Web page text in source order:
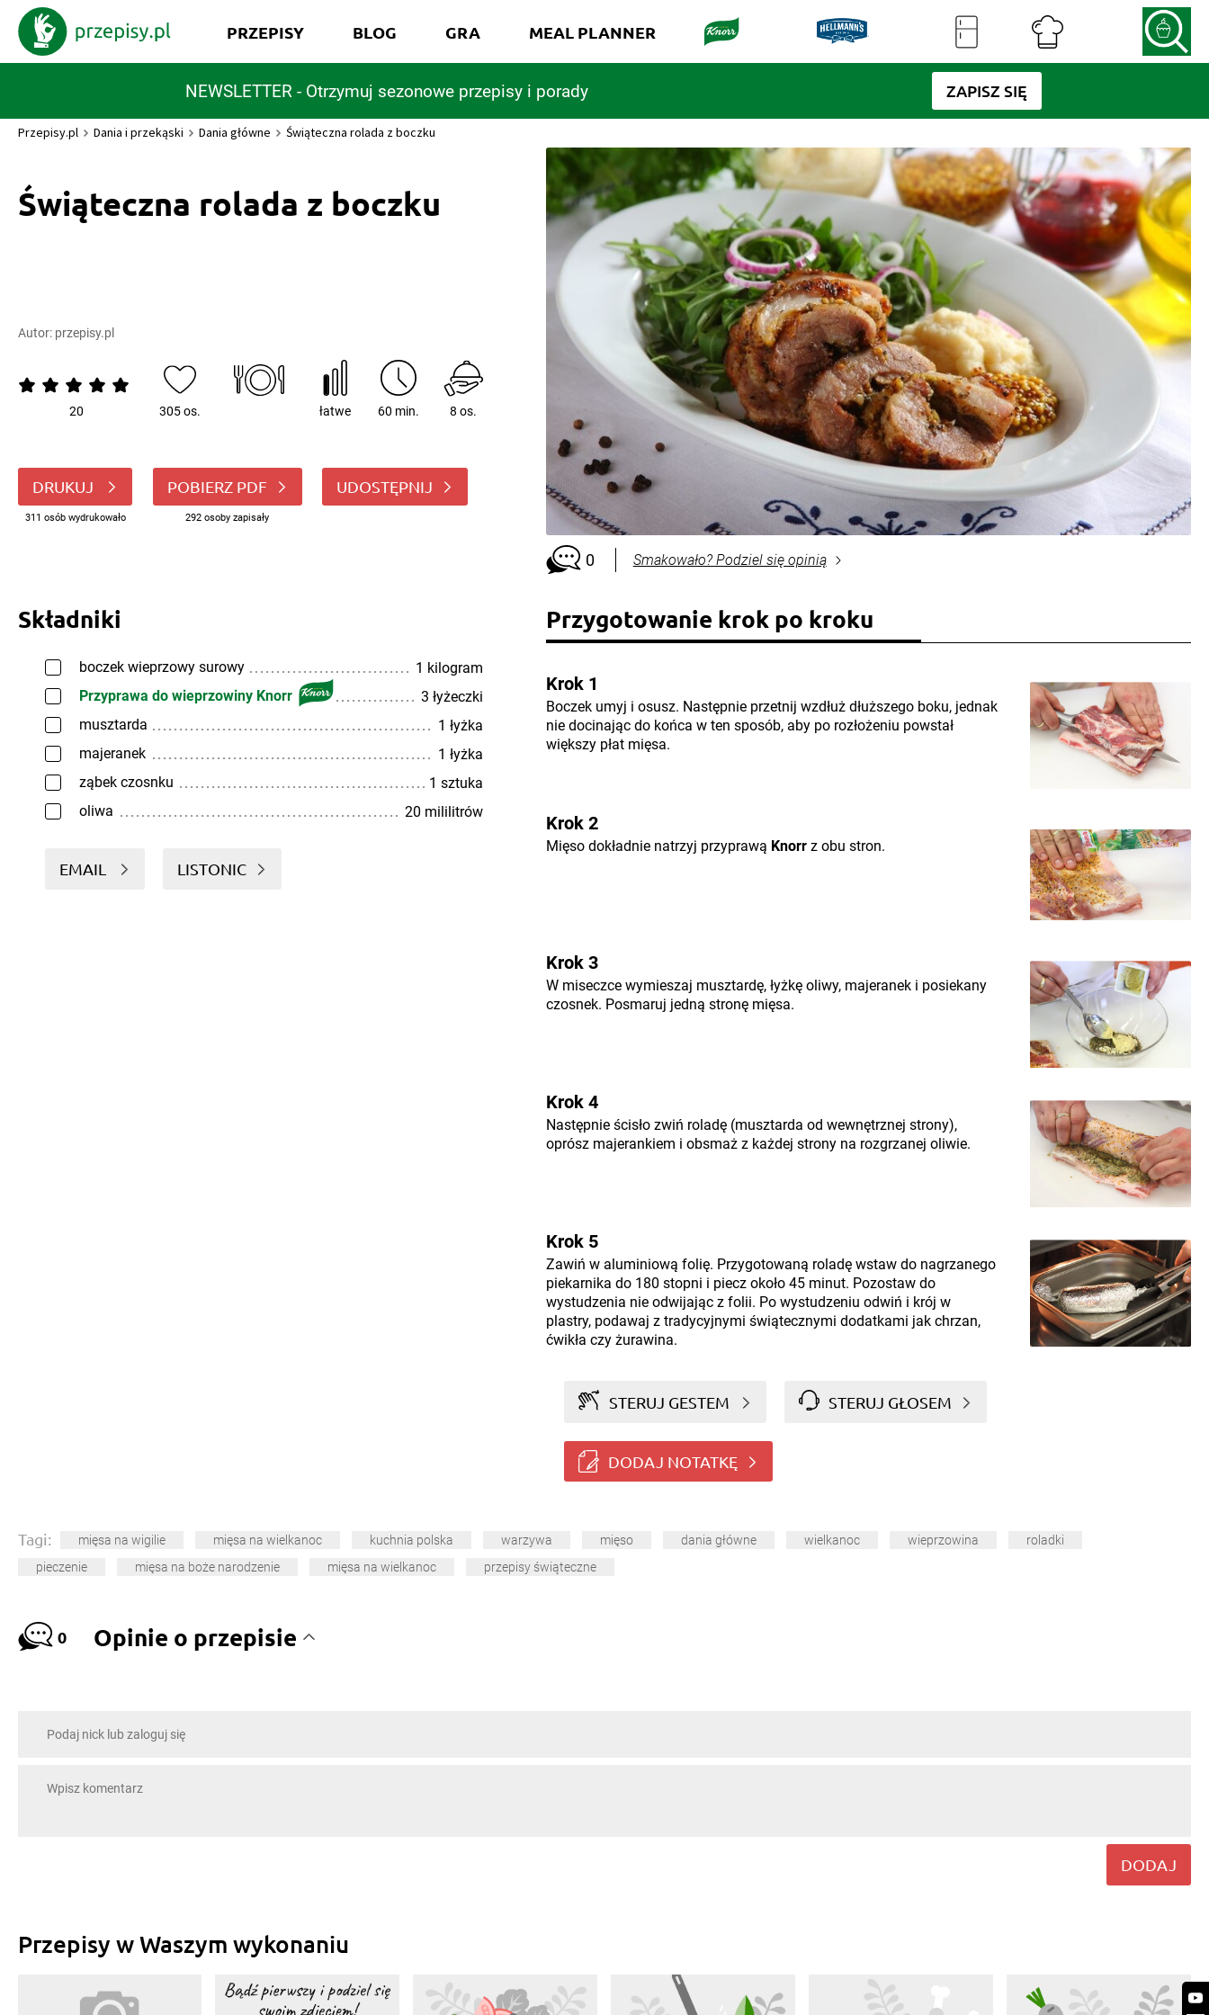
NEWSLETTER - Otrzymuj sezonowe przepisy i porady ZAPISZ SIĘ
PRZEPISY BLOG GRA MEAL PLANNER
Przepisy.pl Dania i przekąski Dania główne Świąteczna rolada z boczku
Świąteczna rolada z boczku
Autor: przepisy.pl
20 305 os. łatwe 60 min. 8 os.
DRUKUJ
311 osób wydrukowało
POBIERZ PDF
292 osoby zapisały
UDOSTĘPNIJ
0 Smakowało? Podziel się opinią
Składniki
boczek wieprzowy surowy
1 kilogram
Przyprawa do wieprzowiny Knorr
3 łyżeczki
musztarda
1 łyżka
majeranek
1 łyżka
ząbek czosnku
1 sztuka
oliwa
20 mililitrów
EMAIL LISTONIC
Przygotowanie krok po kroku
Krok 1
Boczek umyj i osusz. Następnie przetnij wzdłuż dłuższego boku, jednak
nie docinając do końca w ten sposób, aby po rozłożeniu powstał
większy płat mięsa.
Krok 2
Mięso dokładnie natrzyj przyprawą Knorrz obu stron.
Krok 3
W miseczce wymieszaj musztardę, łyżkę oliwy, majeranek i posiekany
czosnek. Posmaruj jedną stronę mięsa.
Krok 4
Następnie ścisło zwiń roladę (musztarda od wewnętrznej strony),
oprósz majerankiem i obsmaż z każdej strony na rozgrzanej oliwie.
Krok 5
Zawiń w aluminiową folię. Przygotowaną roladę wstaw do nagrzanego
piekarnika do 180 stopni i piecz około 45 minut. Pozostaw do
wystudzenia nie odwijając z folii. Po wystudzeniu odwiń i krój w
plastry, podawaj z tradycyjnymi świątecznymi dodatkami jak chrzan,
ćwikła czy żurawina.
STERUJ GESTEM STERUJ GŁOSEM
DODAJ NOTATKĘ
Tagi: mięsa na wigilie mięsa na wielkanoc kuchnia polska warzywa mięso dania główne wielkanoc wieprzowina
roladki
pieczenie
mięsa na boże narodzenie mięsa na wielkanoc przepisy świąteczne
0 Opinie o przepisie
DODAJ
Przepisy w Waszym wykonaniu